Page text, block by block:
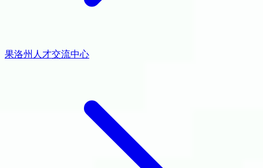
果洛州人才交流中心